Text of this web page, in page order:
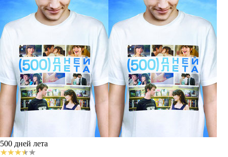
500 дней лета